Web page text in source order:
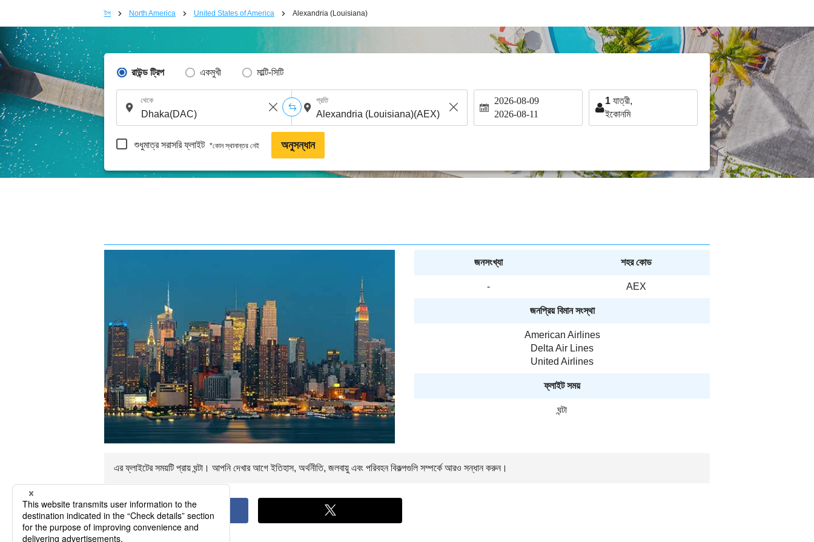
টপ North America United States of America Alexandria (Louisiana)
রাউন্ড ট্রিপ একমুখী মাল্টি-সিটি
থেকে প্রতি 2026-08-09
2026-08-11
1 যাত্রী,
ইকোনমি
শুধুমাত্র সরাসরি ফ্লাইট *কোন স্থানান্তর নেই অনুসন্ধান
জনসংখ্যা শহর কোড
- AEX
জনপ্রিয় বিমান সংস্থা
American Airlines
Delta Air Lines
United Airlines
ফ্লাইট সময়
ঘন্টা
এর ফ্লাইটের সময়টি প্রায় ঘন্টা। আপনি দেখার আগে ইতিহাস, অর্থনীতি, জলবায়ু এবং পরিবহন বিকল্পগুলি সম্পর্কে আরও সন্ধান করুন।